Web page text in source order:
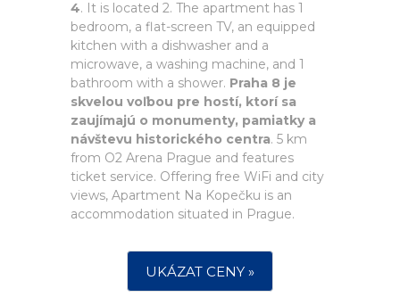
4. It is located 2. The apartment has 1
bedroom, a flat-screen TV, an equipped
kitchen with a dishwasher and a
microwave, a washing machine, and 1
bathroom with a shower. Praha 8 je
skvelou voľbou pre hostí, ktorí sa
zaujímajú o monumenty, pamiatky a
návštevu historického centra. 5 km
from O2 Arena Prague and features
ticket service. Offering free WiFi and city
views, Apartment Na Kopečku is an
accommodation situated in Prague.
UKÁZAT CENY »